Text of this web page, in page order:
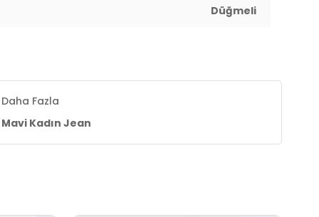
Düğmeli
Daha Fazla
Mavi Kadın Jean